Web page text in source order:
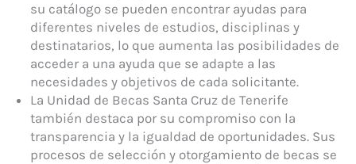
su catálogo se pueden encontrar ayudas para
diferentes niveles de estudios, disciplinas y
destinatarios, lo que aumenta las posibilidades de
acceder a una ayuda que se adapte a las
necesidades y objetivos de cada solicitante.
La Unidad de Becas Santa Cruz de Tenerife
también destaca por su compromiso con la
transparencia y la igualdad de oportunidades. Sus
procesos de selección y otorgamiento de becas se